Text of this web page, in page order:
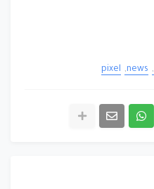
news
pixel